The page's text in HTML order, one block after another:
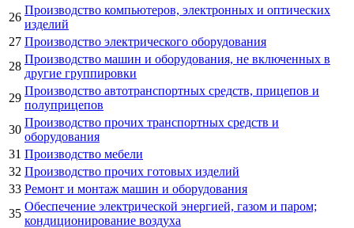
26
Производство компьютеров, электронных и оптических
изделий
27 Производство электрического оборудования
28
Производство машин и оборудования, не включенных в
другие группировки
29
Производство автотранспортных средств, прицепов и
полуприцепов
30
Производство прочих транспортных средств и
оборудования
31 Производство мебели
32 Производство прочих готовых изделий
33 Ремонт и монтаж машин и оборудования
35
Обеспечение электрической энергией, газом и паром;
кондиционирование воздуха